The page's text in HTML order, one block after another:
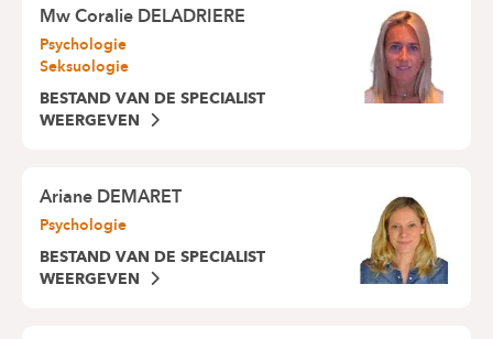
MwCoralie DELADRIERE
Psychologie
Seksuologie
BESTAND VAN DE SPECIALIST
WEERGEVEN
Ariane DEMARET
Psychologie
BESTAND VAN DE SPECIALIST
WEERGEVEN